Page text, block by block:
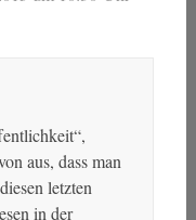
aus, dass man
letzten
in der